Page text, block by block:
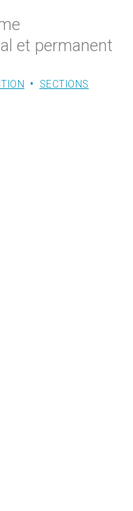
et permanent
SECTIONS